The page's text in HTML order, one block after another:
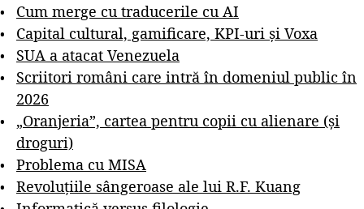
Cum merge cu traducerile cu AI
Capital cultural, gamificare, KPI-uri și Voxa
SUA a atacat Venezuela
Scriitori români care intră în domeniul public în
2026
„Oranjeria”, cartea pentru copii cu alienare (și
droguri)
Problema cu MISA
Revoluțiile sângeroase ale lui R.F. Kuang